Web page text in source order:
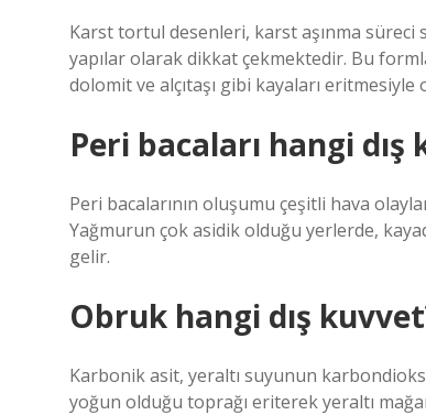
Karst tortul desenleri, karst aşınma süreci
yapılar olarak dikkat çekmektedir. Bu
dolomit ve alçıtaşı gibi kayaları eritmesiyle
Peri bacaları hangi dış
Peri bacalarının oluşumu çeşitli hava
Yağmurun çok asidik olduğu yerlerde,
gelir.
Obruk hangi dış
Karbonik asit, yeraltı suyunun
yoğun olduğu toprağı eriterek yeraltı